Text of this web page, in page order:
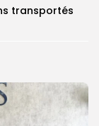
transportés